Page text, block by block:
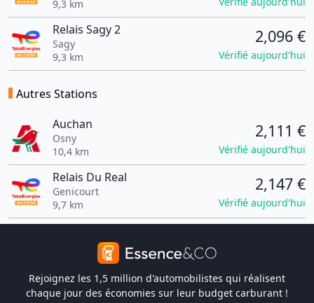
9,3 km
Relais Sagy 2
Sagy
9,3 km
2,096 €
Vérifié aujourd'hui
Autres Stations
Auchan
Osny
10,4 km
2,111 €
Vérifié aujourd'hui
Relais Du Real
Genicourt
9,7 km
2,147 €
Vérifié aujourd'hui
Rejoignez les 1,5 million d'automobilistes qui réalisent
chaque jour des économies sur leur budget carburant !